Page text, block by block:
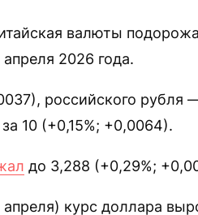
валюты
2026 года.
российского рубля
10 (+0,15%; +0,0064).
до 3,288 (+0,29%;
курс доллара